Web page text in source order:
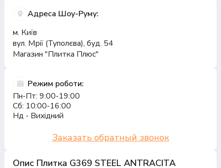
Опис Плитка G369 STEEL ANTRACITA
Адреса Шоу-Руму:
м. Київ
вул. Мрії (Туполєва), буд. 54
Магазин "Плитка Плюс"
Режим роботи:
Пн-Пт: 9:00-19:00
Сб: 10:00-16:00
Нд - Вихідний
Заказать обратный звонок